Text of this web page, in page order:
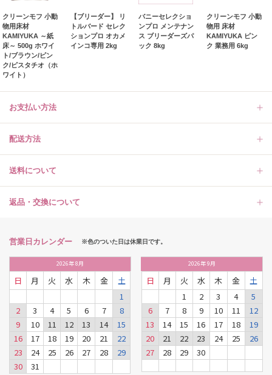
クリーンモフ 小動
物用床材
KAMIYUKA ～紙
床～ 500g ホワイ
ト/ブラウン/ピン
ク/ピスタチオ（ホ
ワイト）
【ブリーダー】 リ
トルバード セレク
ションプロ オカメ
インコ専用 2kg
バニーセレクショ
ンプロ メンテナン
ス ブリーダーズパ
ック 8kg
クリーンモフ 小動
物用 床材
KAMIYUKA ピン
ク 業務用 6kg
お支払い方法
配送方法
送料について
返品・交換について
営業日カレンダー ※色のついた日は休業日です。
2026年8月
日 月 火 水 木 金
土
1
2
3 4 5 6 7
8
9
10 11 12 13 14
15
16
17 18 19 20 21
22
23
24 25 26 27 28
29
30
31
2026年9月
日 月 火 水 木 金
土
1
2 3 4
5
6
7 8 9 10 11
12
13
14 15 16 17 18
19
20
21 22 23 24 25
26
27
28 29 30